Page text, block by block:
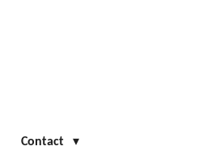
Contact